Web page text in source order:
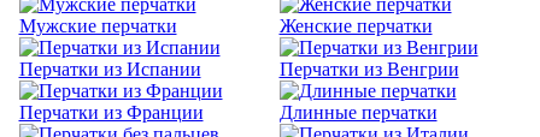
Мужские перчатки Женские перчатки
Перчатки из Испании Перчатки из Венгрии
Перчатки из Франции Длинные перчатки